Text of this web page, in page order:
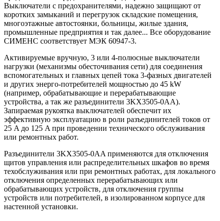
Выключатели с предохранителями, надежно защищают от
коротких замыканий и перегрузок складские помещения,
многоэтажные автостоянки, больницы, жилые здания,
промышленные предприятия и так далее... Все оборудование
СИМЕНС соответствует МЭК 60947-3.
Активируемые вручную, 3 или 4-полюсные выключатели
нагрузки (механизмы обесточивания сети) для соединения
вспомогательных и главных цепей тока 3-фазных двигателей
и других энерго-потребителей мощностью до 45 kW
(например, обрабатывающие и перерабатывающие
устройства, а так же разъединители 3KX3505-0AA).
Запираемая рукоятка выключателей обеспечит их
эффективную эксплуатацию в роли разъединителей токов от
25 A до 125 A при проведении технического обслуживания
или ремонтных работ.
Разъединители 3KX3505-0AA применяются для отключения
щитов управления или распределительных шкафов во время
техобслуживания или при ремонтных работах, для локального
отключения определенных перерабатывающих или
обрабатывающих устройств, для отключения группы
устройств или потребителей, в изолированном корпусе для
настенной установки.